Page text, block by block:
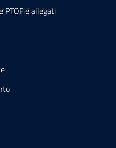
PTOF e allegati